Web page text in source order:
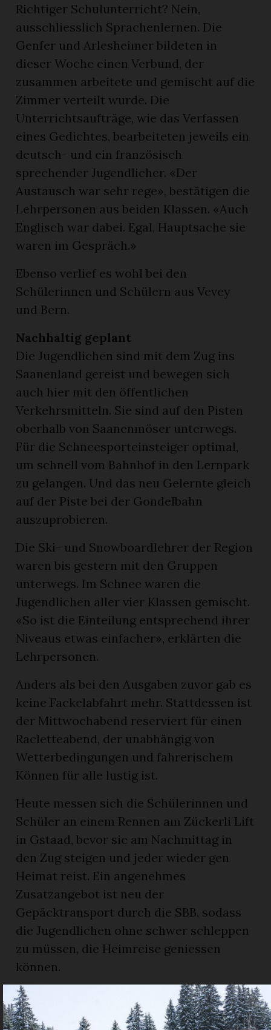
Richtiger Schulunterricht? Nein,
ausschliesslich Sprachenlernen. Die
Genfer und Arlesheimer bildeten in
dieser Woche einen Verbund, der
zusammen arbeitete und gemischt auf die
Zimmer verteilt wurde. Die
Unterrichtsaufträge, wie das Verfassen
eines Gedichtes, bearbeiteten jeweils ein
deutsch- und ein französisch
sprechender Jugendlicher. «Der
Austausch war sehr rege», bestätigen die
Lehrpersonen aus beiden Klassen. «Auch
Englisch war dabei. Egal, Hauptsache sie
waren im Gespräch.»
Ebenso verlief es wohl bei den
Schülerinnen und Schülern aus Vevey
und Bern.
Nachhaltig geplant
Die Jugendlichen sind mit dem Zug ins
Saanenland gereist und bewegen sich
auch hier mit den öffentlichen
Verkehrsmitteln. Sie sind auf den Pisten
oberhalb von Saanenmöser unterwegs.
Für die Schneesporteinsteiger optimal,
um schnell vom Bahnhof in den Lernpark
zu gelangen. Und das neu Gelernte gleich
auf der Piste bei der Gondelbahn
auszuprobieren.
Die Ski- und Snowboardlehrer der Region
waren bis gestern mit den Gruppen
unterwegs. Im Schnee waren die
Jugendlichen aller vier Klassen gemischt.
«So ist die Einteilung entsprechend ihrer
Niveaus etwas einfacher», erklärten die
Lehrpersonen.
Anders als bei den Ausgaben zuvor gab es
keine Fackelabfahrt mehr. Stattdessen ist
der Mittwochabend reserviert für einen
Racletteabend, der unabhängig von
Wetterbedingungen und fahrerischem
Können für alle lustig ist.
Heute messen sich die Schülerinnen und
Schüler an einem Rennen am Zückerli Lift
in Gstaad, bevor sie am Nachmittag in
den Zug steigen und jeder wieder gen
Heimat reist. Ein angenehmes
Zusatzangebot ist neu der
Gepäcktransport durch die SBB, sodass
die Jugendlichen ohne schwer schleppen
zu müssen, die Heimreise geniessen
können.
KONZEPT BEWÄHRT SICH